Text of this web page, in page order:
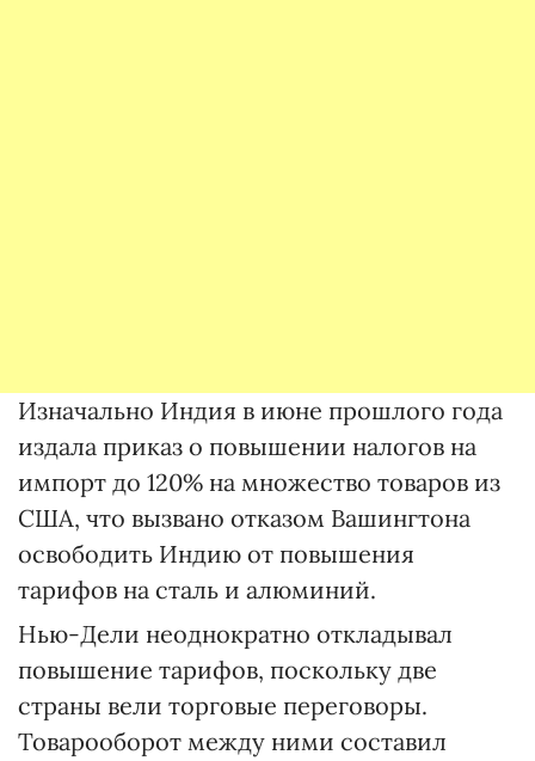
Изначально Индия в июне прошлого года
издала приказ о повышении налогов на
импорт до 120% на множество товаров из
США, что вызвано отказом Вашингтона
освободить Индию от повышения
тарифов на сталь и алюминий.
Нью-Дели неоднократно откладывал
повышение тарифов, поскольку две
страны вели торговые переговоры.
Товарооборот между ними составил